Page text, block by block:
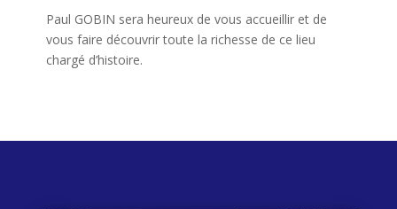
Paul GOBIN sera heureux de vous accueillir et de
vous faire découvrir toute la richesse de ce lieu
chargé d’histoire.